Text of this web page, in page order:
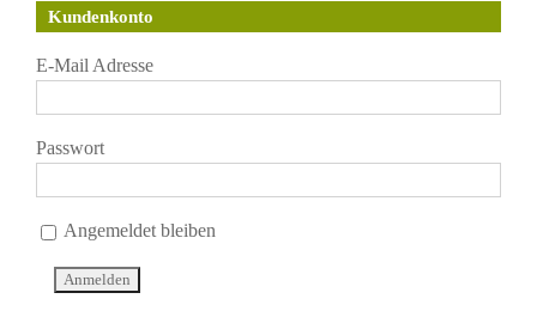
Kundenkonto
E-Mail Adresse
Passwort
Angemeldet bleiben